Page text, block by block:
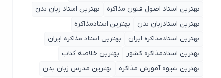
بهترین استاد اصول ‌فنون مذاکره
بهترین استاد زبان بدن
بهترین استادزبان بدن
بهترین استادمذاکره
بهترین استادمذاکره ایران
بهترین استاد مذاکره ایران
بهترین استادمذاکره کشور
بهترین خلاصه کتاب
بهترین شیوه آمورش مذاکره
بهترین مدرس زبان بدن